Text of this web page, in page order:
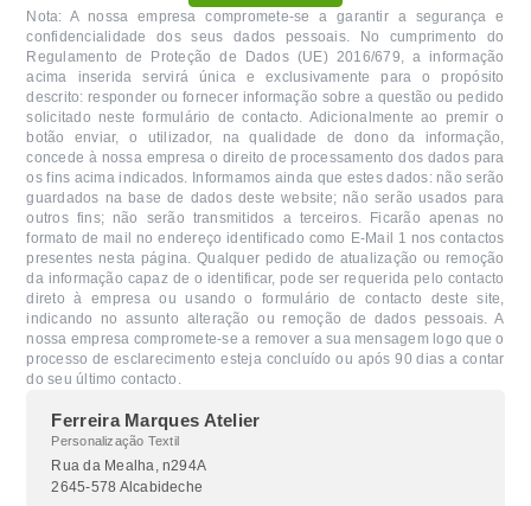
Ferreira Marques Atelier
Personalização Textil
Rua da Mealha, n294A
2645-578 Alcabideche
Nota: A nossa empresa compromete-se a garantir a segurança e
confidencialidade dos seus dados pessoais. No cumprimento do
Regulamento de Proteção de Dados (UE) 2016/679, a informação
acima inserida servirá única e exclusivamente para o propósito
descrito: responder ou fornecer informação sobre a questão ou pedido
solicitado neste formulário de contacto. Adicionalmente ao premir o
botão enviar, o utilizador, na qualidade de dono da informação,
concede à nossa empresa o direito de processamento dos dados para
os fins acima indicados. Informamos ainda que estes dados: não serão
guardados na base de dados deste website; não serão usados para
outros fins; não serão transmitidos a terceiros. Ficarão apenas no
formato de mail no endereço identificado como E-Mail 1 nos contactos
presentes nesta página. Qualquer pedido de atualização ou remoção
da informação capaz de o identificar, pode ser requerida pelo contacto
direto à empresa ou usando o formulário de contacto deste site,
indicando no assunto alteração ou remoção de dados pessoais. A
nossa empresa compromete-se a remover a sua mensagem logo que o
processo de esclarecimento esteja concluído ou após 90 dias a contar
do seu último contacto.